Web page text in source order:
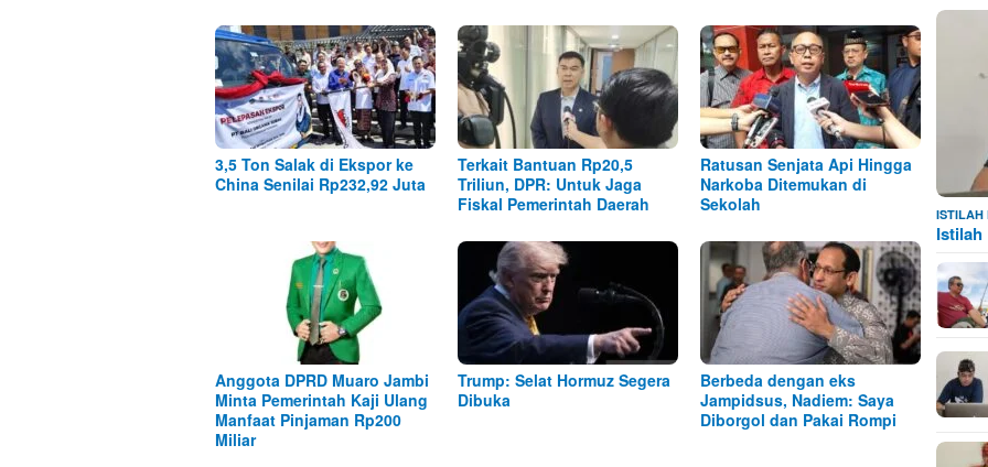
3,5 Ton Salak di Ekspor ke
China Senilai Rp232,92 Juta
Terkait Bantuan Rp20,5
Triliun, DPR: Untuk Jaga
Fiskal Pemerintah Daerah
Ratusan Senjata Api Hingga
Narkoba Ditemukan di
Sekolah
Anggota DPRD Muaro Jambi
Minta Pemerintah Kaji Ulang
Manfaat Pinjaman Rp200
Miliar
Trump: Selat Hormuz Segera
Dibuka
Berbeda dengan eks
Jampidsus, Nadiem: Saya
Diborgol dan Pakai Rompi
ISTILAH
Istilah